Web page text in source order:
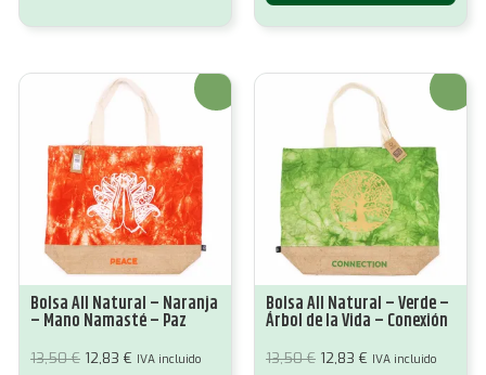
¡Oferta!
Bolsa All Natural – Naranja
– Mano Namasté – Paz
13,50€ El
12,83 € El
IVA incluido
¡Oferta!
Bolsa All Natural – Verde –
Árbol de la Vida – Conexión
13,50€ El
12,83 € El
IVA incluido